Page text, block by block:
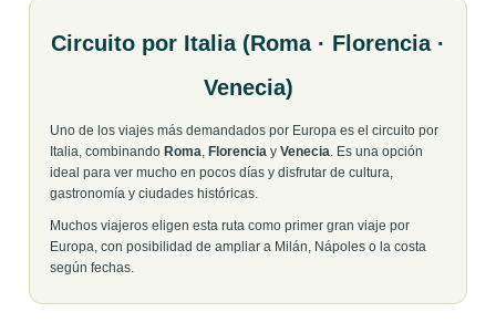
Circuito por Italia (Roma · Florencia ·
Venecia)
Uno de los viajes más demandados por Europa es el circuito por
Italia, combinando Roma, Florencia y Venecia. Es una opción
ideal para ver mucho en pocos días y disfrutar de cultura,
gastronomía y ciudades históricas.
Muchos viajeros eligen esta ruta como primer gran viaje por
Europa, con posibilidad de ampliar a Milán, Nápoles o la costa
según fechas.